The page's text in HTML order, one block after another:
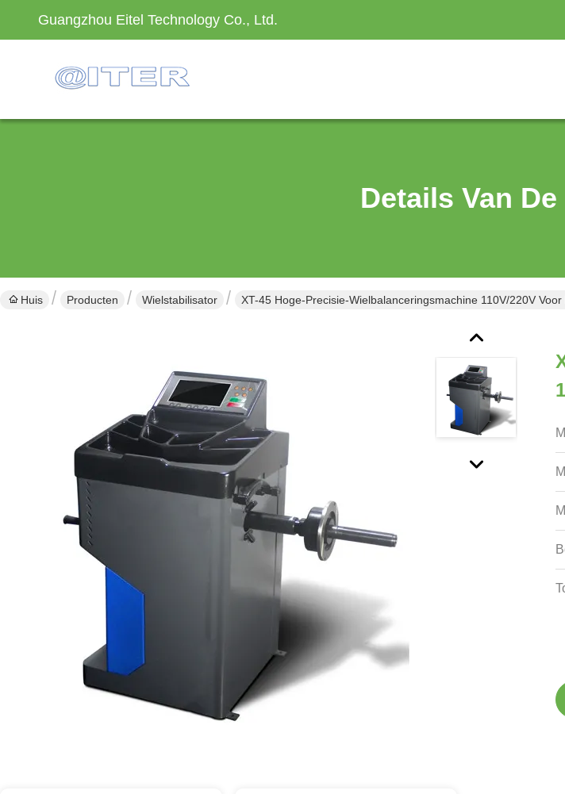
Guangzhou Eitel Technology Co., Ltd.
Details Van
Huis Producten Wielstabilisator XT-45 Hoge-Precisie-Wielbalanceringsmachine 110V/220V